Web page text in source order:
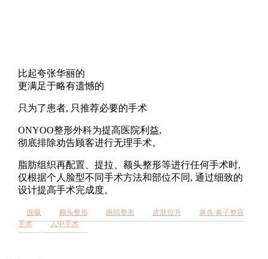
比起夸张华丽的
更满足于略有遗憾的
只为了患者, 只推荐必要的手术
ONYOO整形外科为提高医院利益,
彻底排除劝告顾客进行无理手术。
脂肪组织再配置、提拉、额头整形等进行任何手术时,
仅根据个人脸型不同手术方法和部位不同, 通过细致的
设计提高手术完成度。
面吸 额头整形 眼睛整形 皮肤拉升
鼻炎/鼻子整容
手术
人中手术